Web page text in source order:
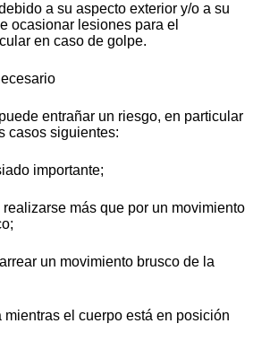
a su aspecto exterior y/o a su
ocasionar lesiones para el
en caso de golpe.
entrañar un riesgo, en particular
casos siguientes:
importante;
más que por un movimiento
un movimiento brusco de la
el cuerpo está en posición